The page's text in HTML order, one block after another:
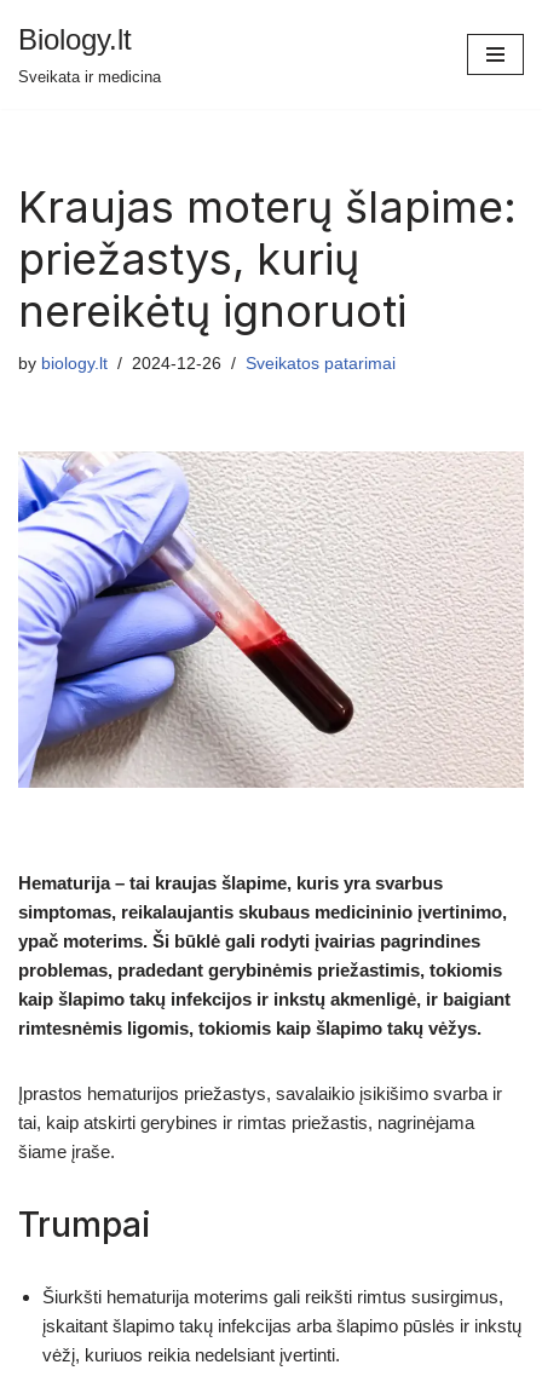
Biology.lt
Sveikata ir medicina
Kraujas moterų šlapime:
priežastys, kurių
nereikėtų ignoruoti
by biology.lt 2024-12-26 Sveikatos patarimai
Hematurija – tai kraujas šlapime, kuris yra svarbus
simptomas, reikalaujantis skubaus medicininio įvertinimo,
ypač moterims. Ši būklė gali rodyti įvairias pagrindines
problemas, pradedant gerybinėmis priežastimis, tokiomis
kaip šlapimo takų infekcijos ir inkstų akmenligė, ir baigiant
rimtesnėmis ligomis, tokiomis kaip šlapimo takų vėžys.
Įprastos hematurijos priežastys, savalaikio įsikišimo svarba ir
tai, kaip atskirti gerybines ir rimtas priežastis, nagrinėjama
šiame įraše.
Trumpai
Šiurkšti hematurija moterims gali reikšti rimtus susirgimus,
įskaitant šlapimo takų infekcijas arba šlapimo pūslės ir inkstų
vėžį, kuriuos reikia nedelsiant įvertinti.